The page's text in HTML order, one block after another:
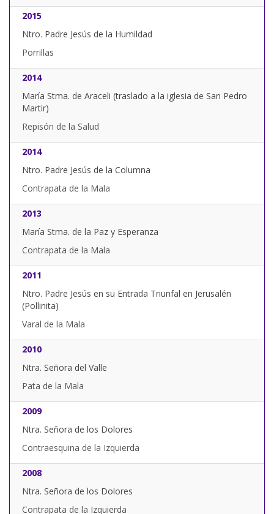
2015
Ntro. Padre Jesús de la Humildad
Porrillas
2014
María Stma. de Araceli (traslado a la iglesia de San Pedro
Martir)
Repisón de la Salud
2014
Ntro. Padre Jesús de la Columna
Contrapata de la Mala
2013
María Stma. de la Paz y Esperanza
Contrapata de la Mala
2011
Ntro. Padre Jesús en su Entrada Triunfal en Jerusalén
(Pollinita)
Varal de la Mala
2010
Ntra. Señora del Valle
Pata de la Mala
2009
Ntra. Señora de los Dolores
Contraesquina de la Izquierda
2008
Ntra. Señora de los Dolores
Contrapata de la Izquierda